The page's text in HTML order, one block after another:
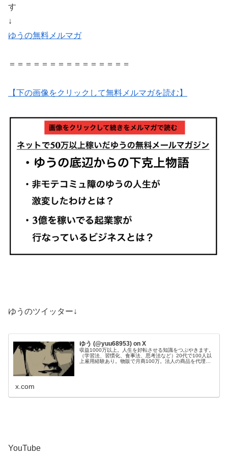
す
↓
ゆうの無料メルマガ
＝＝＝＝＝＝＝＝＝＝＝＝＝＝＝
【下の画像をクリックして無料メルマガを読む】
ゆうのツイッター↓
ゆう (@yuu68953) on X
収益1000万以上。人生を好転させる知識をつぶやきます。
（学習法、習慣化、食事法、思考法など）20代で100人以
上雇用経験あり。物販で月商100万。法人の商品を代理販
x.com
YouTube